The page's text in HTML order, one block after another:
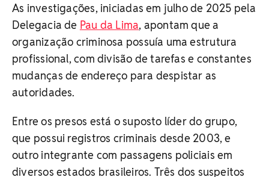
As investigações, iniciadas em julho de 2025 pela
Delegacia de Pau da Lima, apontam que a
organização criminosa possuía uma estrutura
profissional, com divisão de tarefas e constantes
mudanças de endereço para despistar as
autoridades.
Entre os presos está o suposto líder do grupo,
que possui registros criminais desde 2003, e
outro integrante com passagens policiais em
diversos estados brasileiros. Três dos suspeitos